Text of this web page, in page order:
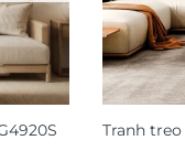
Tranh